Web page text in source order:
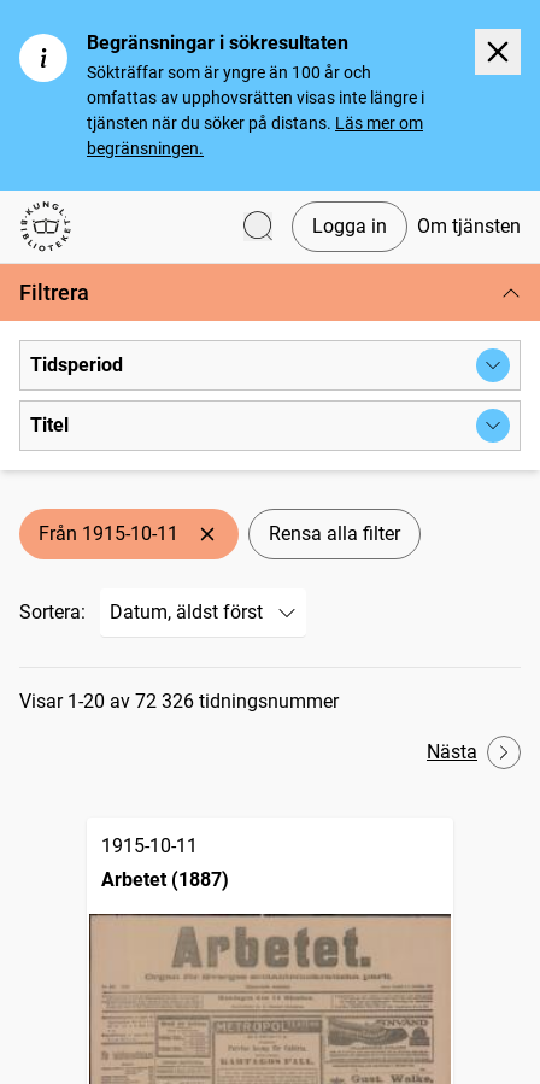
Begränsningar i sökresultaten
Sökträffar som är yngre än 100 år och
omfattas av upphovsrätten visas inte längre i
tjänsten när du söker på distans. Läs mer om
begränsningen.
Svenska tidningar
Logga in Om tjänsten
Filtrera
Tidsperiod
Titel
Från 1915-10-11 Rensa alla filter
Sortera:
Sökresultat
Visar 1-20 av 72 326 tidningsnummer
Nästa
1915-10-11
Arbetet (1887)